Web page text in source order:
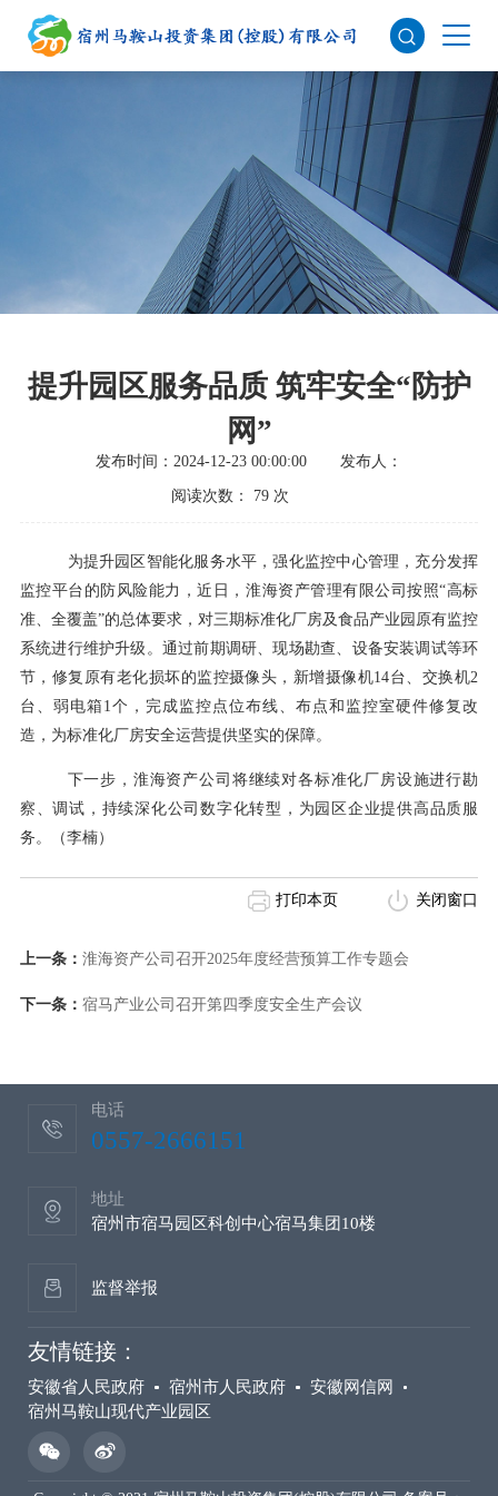
提升园区服务品质 筑牢安全“防护
网”
发布时间：2024-12-23 00:00:00 发布人：
阅读次数： 79 次
为提升园区智能化服务水平，强化监控中心管理，充分发挥
监控平台的防风险能力，近日，淮海资产管理有限公司按照“高标
准、全覆盖”的总体要求，对三期标准化厂房及食品产业园原有监控
系统进行维护升级。通过前期调研、现场勘查、设备安装调试等环
节，修复原有老化损坏的监控摄像头，新增摄像机14台、交换机2
台、弱电箱1个，完成监控点位布线、布点和监控室硬件修复改
造，为标准化厂房安全运营提供坚实的保障。
下一步，淮海资产公司将继续对各标准化厂房设施进行勘
察、调试，持续深化公司数字化转型，为园区企业提供高品质服
务。（李楠）
打印本页 关闭窗口
上一条： 淮海资产公司召开2025年度经营预算工作专题会
下一条： 宿马产业公司召开第四季度安全生产会议
电话
0557-2666151
地址
宿州市宿马园区科创中心宿马集团10楼
监督举报
友情链接：
安徽省人民政府 宿州市人民政府
安徽网信网
宿州马鞍山现代产业园区